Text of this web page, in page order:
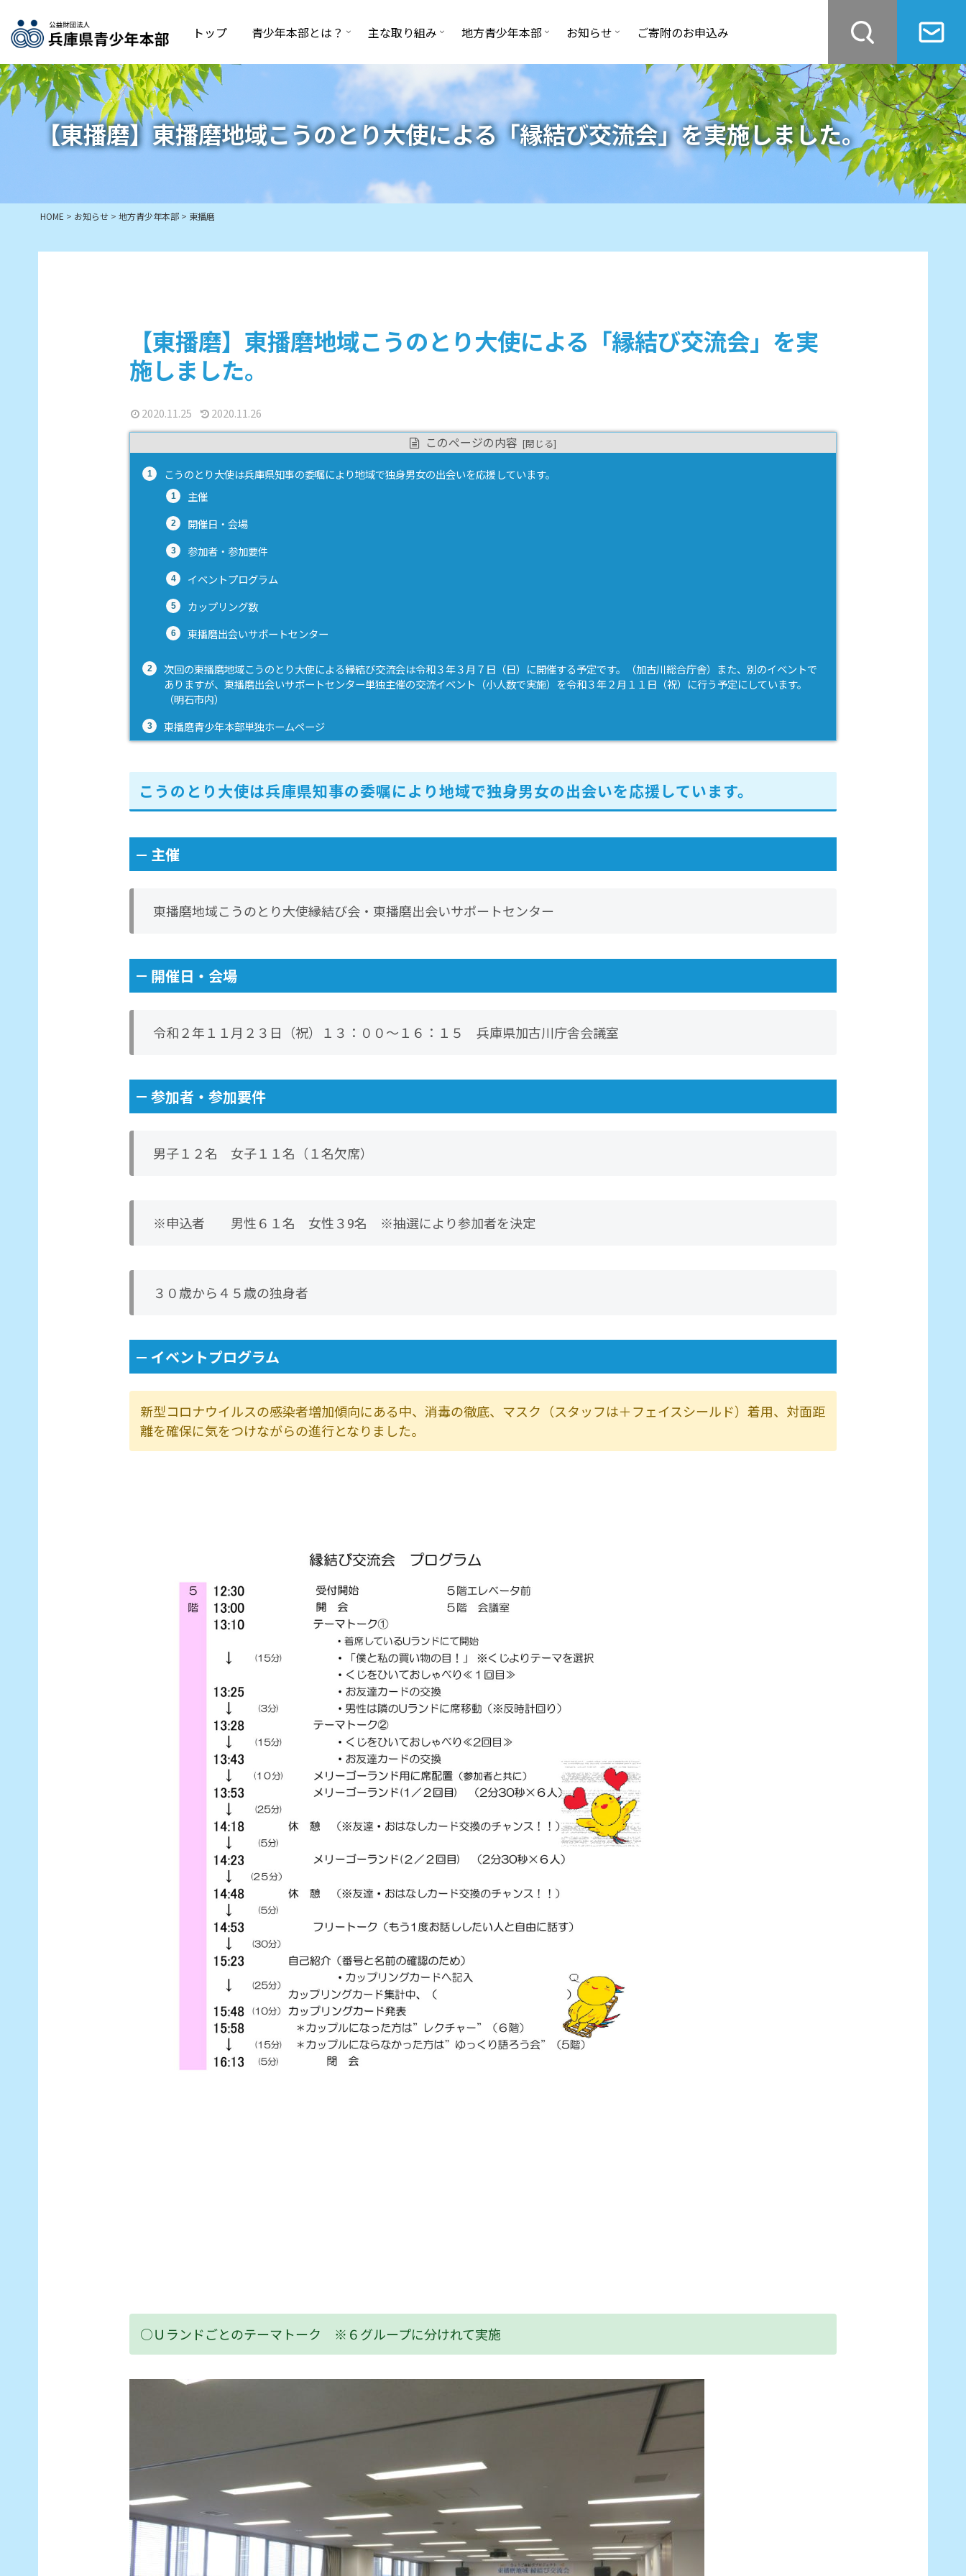
トップ 青少年本部とは？ 主な取り組み 地方青少年本部 お知らせ ご寄附のお申込み
【東播磨】東播磨地域こうのとり大使による「縁結び交流会」を実施しました。
HOME > お知らせ >地方青少年本部 > 東播磨
【東播磨】東播磨地域こうのとり大使による「縁結び交流会」を実
施しました。
2020.11.25 2020.11.26
このページの内容
こうのとり大使は兵庫県知事の委嘱により地域で独身男女の出会いを応援しています。
主催
開催日・会場
参加者・参加要件
イベントプログラム
カップリング数
東播磨出会いサポートセンター
次回の東播磨地域こうのとり大使による縁結び交流会は令和３年３月７日（日）に開催する予定です。（加古川総合庁舎）また、別のイベントで
ありますが、東播磨出会いサポートセンター単独主催の交流イベント（小人数で実施）を令和３年２月１１日（祝）に行う予定にしています。
（明石市内）
東播磨青少年本部単独ホームページ
こうのとり大使は兵庫県知事の委嘱により地域で独身男女の出会いを応援しています。
主催
東播磨地域こうのとり大使縁結び会・東播磨出会いサポートセンター
開催日・会場
令和２年１１月２３日（祝）１３：００～１６：１５ 兵庫県加古川庁舎会議室
参加者・参加要件
男子１２名 女子１１名（１名欠席）
※申込者 男性６１名 女性３9名 ※抽選により参加者を決定
３０歳から４５歳の独身者
イベントプログラム
新型コロナウイルスの感染者増加傾向にある中、消毒の徹底、マスク（スタッフは＋フェイスシールド）着用、対面距
離を確保に気をつけながらの進行となりました。
○Ｕランドごとのテーマトーク ※６グループに分けれて実施